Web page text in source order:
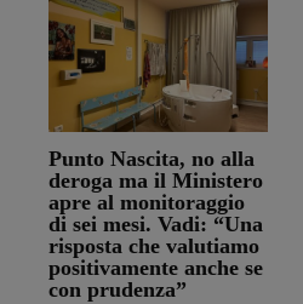
Punto Nascita, no alla
deroga ma il Ministero
apre al monitoraggio
di sei mesi. Vadi: “Una
risposta che valutiamo
positivamente anche se
con prudenza”